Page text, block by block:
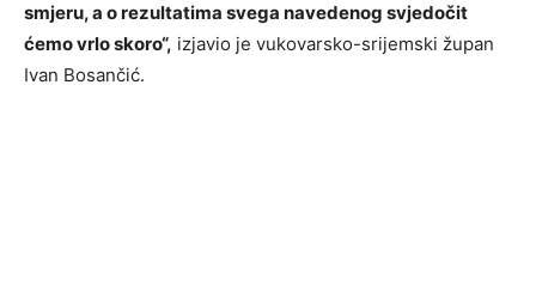
smjeru, a o rezultatima svega navedenog svjedočit
ćemo vrlo skoro“, izjavio je vukovarsko-srijemski župan
Ivan Bosančić.